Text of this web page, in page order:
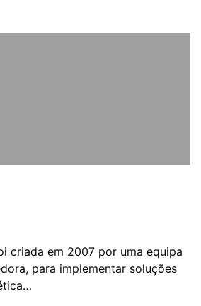
criada em 2007 por uma equipa
para implementar soluções